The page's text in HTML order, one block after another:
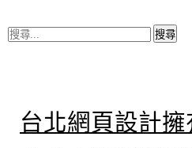
搜
尋
台北網頁設計